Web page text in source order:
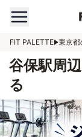
FIT PALETTE 東京都
谷保駅周
る